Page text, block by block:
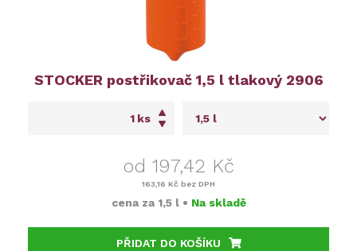
STOCKER postřikovač 1,5 l tlakový 2906
ks
od 197,42 Kč
163,16 Kč bez DPH
cena za 1,5 l • Na skladě
PŘIDAT DO KOŠÍKU